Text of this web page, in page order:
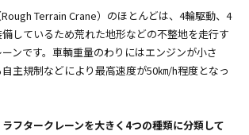
Terrain Crane）のほとんどは、4輪駆動、4
しているため荒れた地形などの不整地を走行す
ンです。 車輌重量のわりにはエンジンが小さ
主規制などにより最高速度が50㎞/h程度となっ
フタークレーンを大きく4つの種類に分類して